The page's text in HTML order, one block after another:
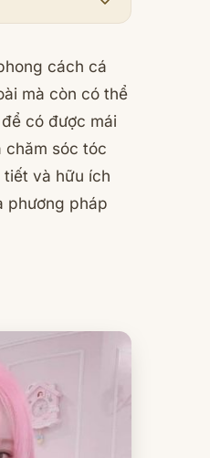
cách cá
mà còn có thể
có được mái
chăm sóc tóc
và hữu ích
phương pháp